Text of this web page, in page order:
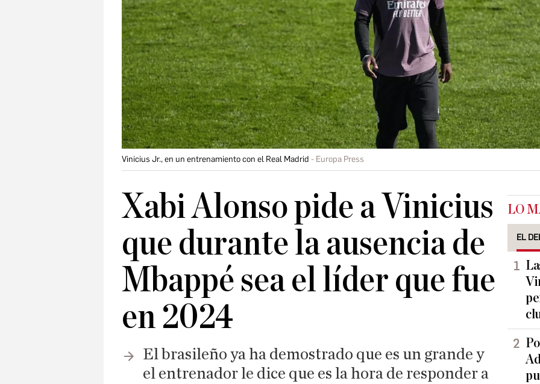
Vinicius Jr., en un entrenamiento con el Real Madrid Europa Press
Xabi Alonso pide a Vinicius
que durante la ausencia de
Mbappé sea el líder que fue
en 2024
El brasileño ya ha demostrado que es un grande y
el entrenador le dice que es la hora de responder a
LO
EL